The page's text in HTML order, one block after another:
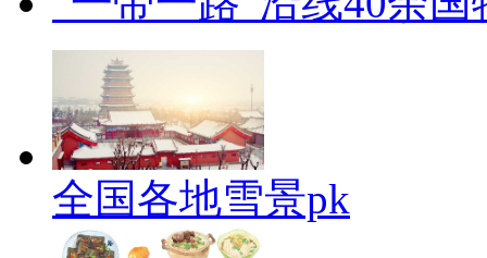
全国各地雪景pk